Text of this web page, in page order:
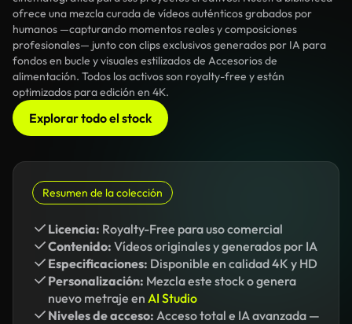
ofrece una mezcla curada de vídeos auténticos grabados por
humanos —capturando momentos reales y composiciones
profesionales— junto con clips exclusivos generados por IA para
fondos en bucle y visuales estilizados de Accesorios de
alimentación. Todos los activos son royalty-free y están
optimizados para edición en 4K.
Explorar todo el stock
Resumen de la colección
Licencia: Royalty-Free para uso comercial
Contenido: Vídeos originales y generados por IA
Especificaciones: Disponible en calidad 4K y HD
Personalización: Mezcla este stock o genera
nuevo metraje en AI Studio
Niveles de acceso: Acceso total e IA avanzada —